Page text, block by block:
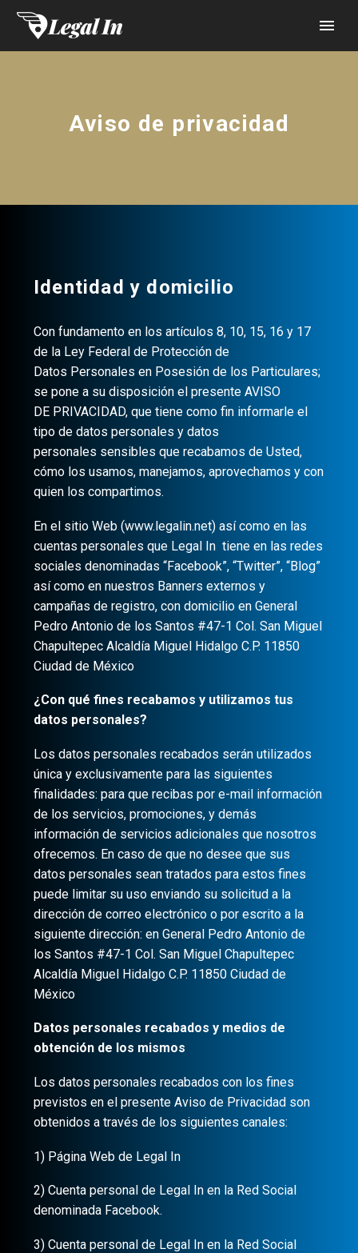
Aviso de privacidad
Identidad y domicilio
Con fundamento en los artículos 8, 10, 15, 16 y 17
de la Ley Federal de Protección de
Datos Personales en Posesión de los Particulares;
se pone a su disposición el presente AVISO
DE PRIVACIDAD, que tiene como fin informarle el
tipo de datos personales y datos
personales sensibles que recabamos de Usted,
cómo los usamos, manejamos, aprovechamos y con
quien los compartimos.
En el sitio Web (www.legalin.net) así como en las
cuentas personales que Legal In tiene en las redes
sociales denominadas “Facebook”, “Twitter”, “Blog”
así como en nuestros Banners externos y
campañas de registro, con domicilio en General
Pedro Antonio de los Santos #47-1 Col. San Miguel
Chapultepec Alcaldía Miguel Hidalgo C.P. 11850
Ciudad de México
¿Con qué fines recabamos y utilizamos tus
datos personales?
Los datos personales recabados serán utilizados
única y exclusivamente para las siguientes
finalidades: para que recibas por e-mail información
de los servicios, promociones, y demás
información de servicios adicionales que nosotros
ofrecemos. En caso de que no desee que sus
datos personales sean tratados para estos fines
puede limitar su uso enviando su solicitud a la
dirección de correo electrónico o por escrito a la
siguiente dirección: en General Pedro Antonio de
los Santos #47-1 Col. San Miguel Chapultepec
Alcaldía Miguel Hidalgo C.P. 11850 Ciudad de
México
Datos personales recabados y medios de
obtención de los mismos
Los datos personales recabados con los fines
previstos en el presente Aviso de Privacidad son
obtenidos a través de los siguientes canales:
1) Página Web de Legal In
2) Cuenta personal de Legal In en la Red Social
denominada Facebook.
3) Cuenta personal de Legal In en la Red Social